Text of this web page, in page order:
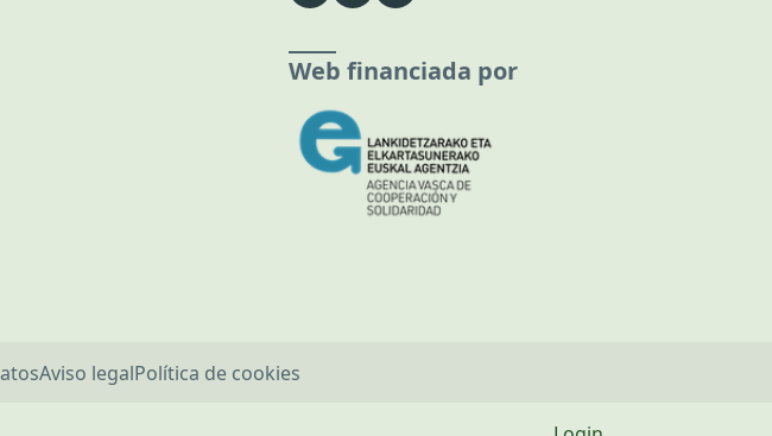
Web financiada por
Aviso legalPolítica de cookies